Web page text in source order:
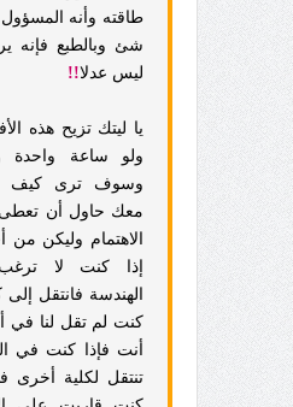
طاقته وأنه
شئ وبالطبع فإنه
ليس عدلا!!
يا ليتك تزيح هذه
ولو ساعة واحدة
وسوف ترى كيف
معك حاول أن
الاهتمام وليكن من
إذا كنت لا
الهندسة فانتقل
كنت لم تقل لنا في
أنت فإذا كنت في
تنتقل لكلية أخرى